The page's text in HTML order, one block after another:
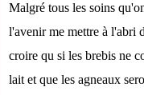
Malgré tous les soins
l'avenir me mettre à l'abri
croire qu si les brebis ne
lait et que les agneaux